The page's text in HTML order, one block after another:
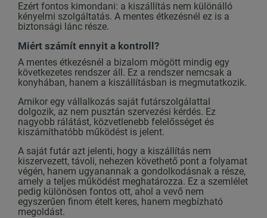
Ezért fontos kimondani: a kiszállítás nem különálló
kényelmi szolgáltatás. A mentes étkezésnél ez is a
biztonsági lánc része.
Miért számít ennyit a kontroll?
A mentes étkezésnél a bizalom mögött mindig egy
következetes rendszer áll. Ez a rendszer nemcsak a
konyhában, hanem a kiszállításban is megmutatkozik.
Amikor egy vállalkozás saját futárszolgálattal
dolgozik, az nem pusztán szervezési kérdés. Ez
nagyobb rálátást, közvetlenebb felelősséget és
kiszámíthatóbb működést is jelent.
A saját futár azt jelenti, hogy a kiszállítás nem
kiszervezett, távoli, nehezen követhető pont a folyamat
végén, hanem ugyanannak a gondolkodásnak a része,
amely a teljes működést meghatározza. Ez a szemlélet
pedig különösen fontos ott, ahol a vevő nem
egyszerűen finom ételt keres, hanem megbízható
megoldást.